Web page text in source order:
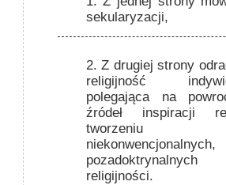
sekularyzacji,
2.Z drugiej strony
religijność
polegająca na
źródeł inspiracji
tworzeniu
niekonwencjonalnych,
religijności.